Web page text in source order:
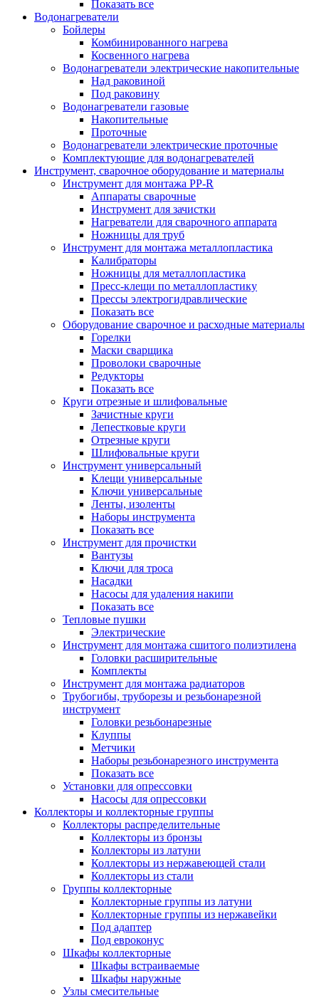
Показать все
Водонагреватели
Бойлеры
Комбинированного нагрева
Косвенного нагрева
Водонагреватели электрические накопительные
Над раковиной
Под раковину
Водонагреватели газовые
Накопительные
Проточные
Водонагреватели электрические проточные
Комплектующие для водонагревателей
Инструмент, сварочное оборудование и материалы
Инструмент для монтажа PP-R
Аппараты сварочные
Инструмент для зачистки
Нагреватели для сварочного аппарата
Ножницы для труб
Инструмент для монтажа металлопластика
Калибраторы
Ножницы для металлопластика
Пресс-клещи по металлопластику
Прессы электрогидравлические
Показать все
Оборудование сварочное и расходные материалы
Горелки
Маски сварщика
Проволоки сварочные
Редукторы
Показать все
Круги отрезные и шлифовальные
Зачистные круги
Лепестковые круги
Отрезные круги
Шлифовальные круги
Инструмент универсальный
Клещи универсальные
Ключи универсальные
Ленты, изоленты
Наборы инструмента
Показать все
Инструмент для прочистки
Вантузы
Ключи для троса
Насадки
Насосы для удаления накипи
Показать все
Тепловые пушки
Электрические
Инструмент для монтажа сшитого полиэтилена
Головки расширительные
Комплекты
Инструмент для монтажа радиаторов
Трубогибы, труборезы и резьбонарезной
инструмент
Головки резьбонарезные
Клуппы
Метчики
Наборы резьбонарезного инструмента
Показать все
Установки для опрессовки
Насосы для опрессовки
Коллекторы и коллекторные группы
Коллекторы распределительные
Коллекторы из бронзы
Коллекторы из латуни
Коллекторы из нержавеющей стали
Коллекторы из стали
Группы коллекторные
Коллекторные группы из латуни
Коллекторные группы из нержавейки
Под адаптер
Под евроконус
Шкафы коллекторные
Шкафы встраиваемые
Шкафы наружные
Узлы смесительные